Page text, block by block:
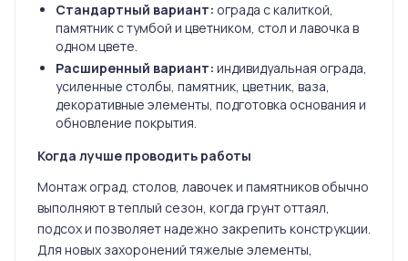
Стандартный вариант: ограда с калиткой,
памятник с тумбой и цветником, стол и лавочка в
одном цвете.
Расширенный вариант: индивидуальная ограда,
усиленные столбы, памятник, цветник, ваза,
декоративные элементы, подготовка основания и
обновление покрытия.
Когда лучше проводить работы
Монтаж оград, столов, лавочек и памятников обычно
выполняют в теплый сезон, когда грунт оттаял,
подсох и позволяет надежно закрепить конструкции.
Для новых захоронений тяжелые элементы,